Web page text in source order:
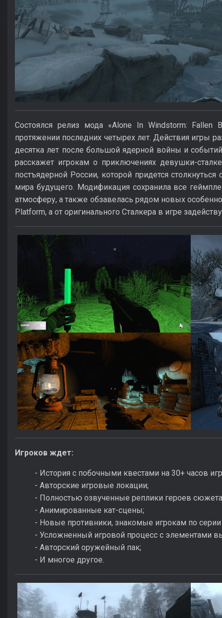
Состоялся релиз мода «Alone In Windstorm: Fallen
протяжении последних четырех лет. Действия игры
десятка лет после большой ядерной войны и
расскажет игрокам о приключениях девушки-
постъядерной России, которой придется
мира будущего. Модификация сохранила все
атмосферу, а также обзавелась рядом новых
Platform, а от оригинального Сталкера в игре
Игроков ждет:
- История с побочными квестами на 30+ часов
- Авторские игровые локации;
- Полностью озвученные реплики героев
- Анимированные кат-сцены;
- Новые противники, знакомые игрокам по
- Усложненный игровой процесс с элементами
- Авторский оружейный пак;
- И многое другое.